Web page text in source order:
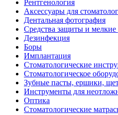
Рентгенология
Аксессуары для
Дентальная фотография
Средства защиты и
Дезинфекция
Боры
Имплантация
Стоматологические
Стоматологическое
Зубные пасты, ершики,
Инструменты для
Оптика
Стоматологические